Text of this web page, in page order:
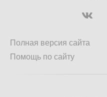
Полная версия сайта
Помощь по сайту